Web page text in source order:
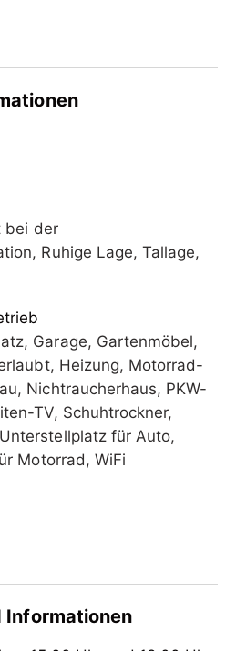
sich Ski- und Radverleih,
usw.
Unser Apartment
und 4 Gehminuten
Fuß in wenigen Minuten
Supermarkt, Apotheke,
usw.
bei der
Ruhige Lage, Tallage,
Garage, Gartenmöbel,
Heizung, Motorrad-
Nichtraucherhaus, PKW-
TV, Schuhtrockner,
für Auto,
Motorrad, WiFi
Informationen